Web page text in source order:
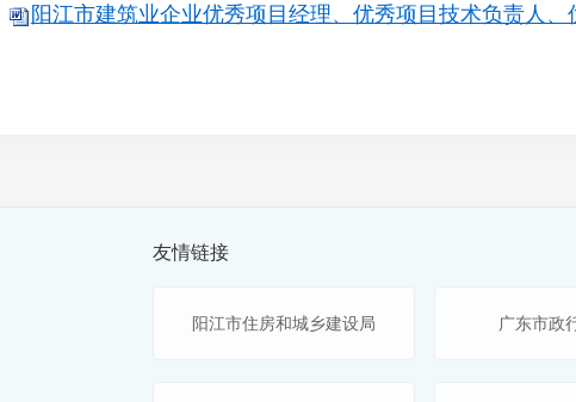
阳江市建筑业企业优秀项目经理、优秀项目技术负责人
友情链接
阳江市住房和城乡建设局 广东市政